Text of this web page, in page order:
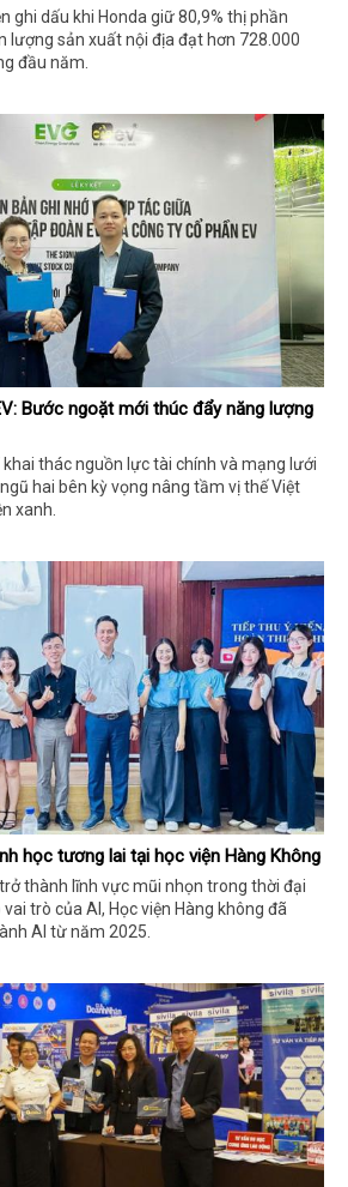
ghi dấu khi Honda giữ 80,9% thị phần
lượng sản xuất nội địa đạt hơn 728.000
đầu năm.
Bước ngoặt mới thúc đẩy năng lượng
khai thác nguồn lực tài chính và mạng lưới
hai bên kỳ vọng nâng tầm vị thế Việt
xanh.
học tương lai tại học viện Hàng Không
thành lĩnh vực mũi nhọn trong thời đại
trò của AI, Học viện Hàng không đã
AI từ năm 2025.